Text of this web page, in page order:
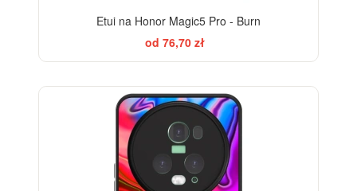
Etui na Honor Magic5 Pro - Burn
od 76,70 zł